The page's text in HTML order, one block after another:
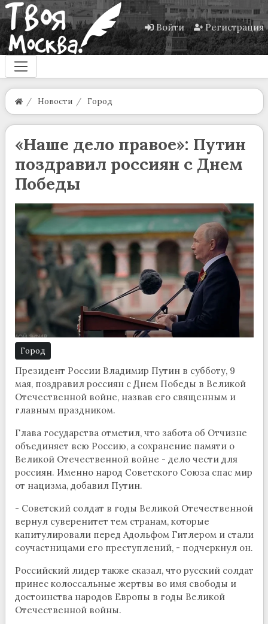
Войти Регистрация
Новости Город
«Наше дело правое»: Путин
поздравил россиян с Днем
Победы
Город
Президент России Владимир Путин в субботу, 9
мая, поздравил россиян с Днем Победы в Великой
Отечественной войне, назвав его священным и
главным праздником.
Глава государства отметил, что забота об Отчизне
объединяет всю Россию, а сохранение памяти о
Великой Отечественной войне - дело чести для
россиян. Именно народ Советского Союза спас мир
от нацизма, добавил Путин.
- Советский солдат в годы Великой Отечественной
вернул суверенитет тем странам, которые
капитулировали перед Адольфом Гитлером и стали
соучастницами его преступлений, - подчеркнул он.
Российский лидер также сказал, что русский солдат
принес колоссальные жертвы во имя свободы и
достоинства народов Европы в годы Великой
Отечественной войны.